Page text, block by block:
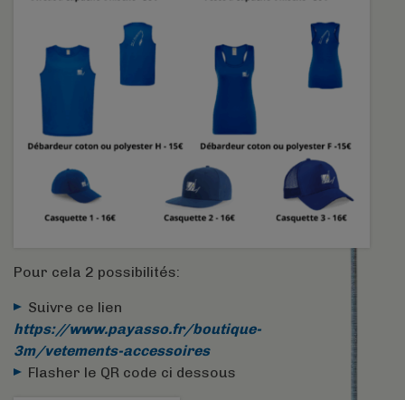
Pour cela 2 possibilités:
Suivre ce lien
https://www.payasso.fr/boutique-
3m/vetements-accessoires
Flasher le QR code ci dessous